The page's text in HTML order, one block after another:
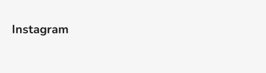
Instagram